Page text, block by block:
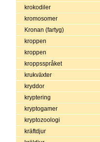
krokodiler
kromosomer
Kronan (fartyg)
kroppen
kroppen
kroppsspråket
krukväxter
kryddor
kryptering
kryptogamer
kryptozoologi
kräftdjur